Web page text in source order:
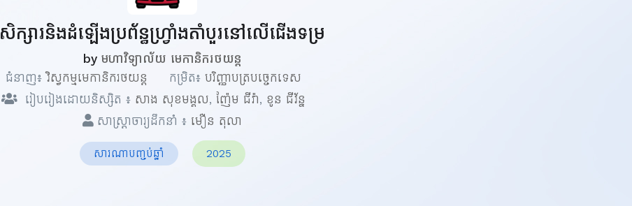
សិក្សារនិងដំឡើងប្រព័ន្ធហ្វ្រាំងតាំបួរនៅលើជើងទម្រ
by មហាវិទ្យាល័យ មេកានិករថយន្ត
ជំនាញ៖វិស្វកម្មមេកានិករថយន្ត កម្រិត៖ បរិញ្ញាបត្របច្ចេកទេស
រៀបរៀងដោយនិស្សិត ៖ សាង សុខមង្គល, ញ៉ែម ជីវ៉ា, ខូន ជីវ័ន្ន
សាស្ត្រាចារ្យដឹកនាំ ៖ មឿន តុលា
សារណាបញ្ចប់ឆ្នាំ 2025